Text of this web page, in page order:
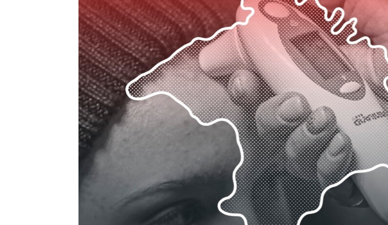
КРЫМ.НЕПОКОРЕННЫЙ
УКРАИНСКАЯ ПРОБЛЕМА КРЫМА